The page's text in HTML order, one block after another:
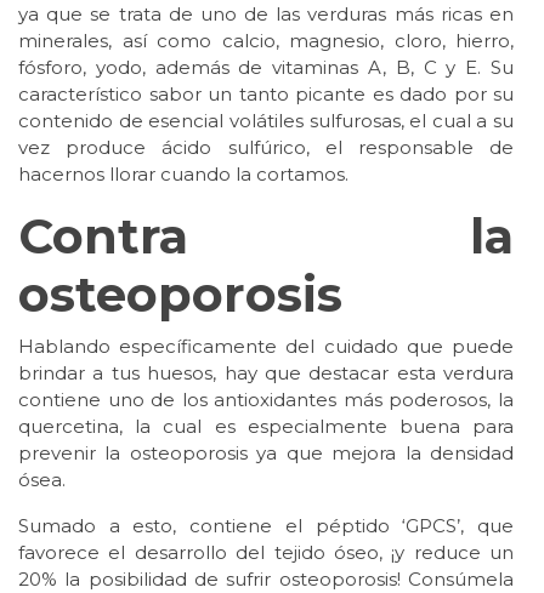
ya que se trata de uno de las verduras más ricas en
minerales, así como calcio, magnesio, cloro, hierro,
fósforo, yodo, además de vitaminas A, B, C y E. Su
característico sabor un tanto picante es dado por su
contenido de esencial volátiles sulfurosas, el cual a su
vez produce ácido sulfúrico, el responsable de
hacernos llorar cuando la cortamos.
Contra la
osteoporosis
Hablando específicamente del cuidado que puede
brindar a tus huesos, hay que destacar esta verdura
contiene uno de los antioxidantes más poderosos, la
quercetina, la cual es especialmente buena para
prevenir la osteoporosis ya que mejora la densidad
ósea.
Sumado a esto, contiene el péptido ‘GPCS’, que
favorece el desarrollo del tejido óseo, ¡y reduce un
20% la posibilidad de sufrir osteoporosis! Consúmela